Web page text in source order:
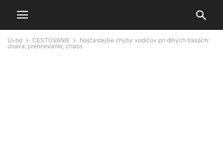
Úvod CESTOVANIE
Najčastejšie chyby vodičov pri dlhých trasách:
únava, prehrievanie, chaos